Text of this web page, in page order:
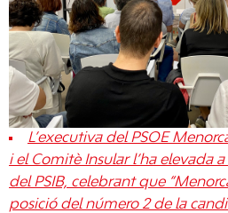
L’executiva del PSOE
i el Comitè Insular l’ha elevada
del PSIB, celebrant que
posició del número 2 de la